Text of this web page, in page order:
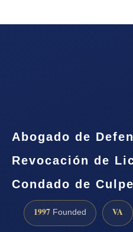
Abogado de
Revocación de
Condado de
1997 Founded VA